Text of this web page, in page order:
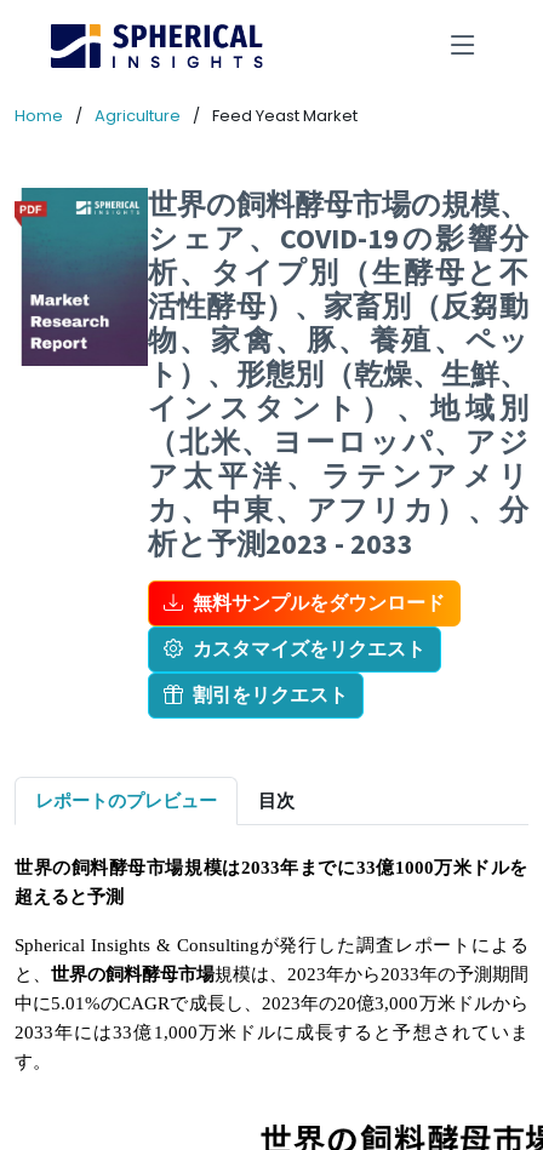
Home Agriculture Feed Yeast Market
世界の飼料酵母市場の規模、
シェア、COVID-19の影響分
析、タイプ別（生酵母と不
活性酵母）、家畜別（反芻動
物、家禽、豚、養殖、ペッ
ト）、形態別（乾燥、生鮮、
インスタント）、地域別
（北米、ヨーロッパ、アジ
ア太平洋、ラテンアメリ
カ、中東、アフリカ）、分
析と予測2023 - 2033
無料サンプルをダウンロード
カスタマイズをリクエスト
割引をリクエスト
レポートのプレビュー 目次
世界の飼料酵母市場規模は2033年までに33億1000万米ドルを
超えると予測
Spherical Insights & Consultingが発行した調査レポートによる
と、 世界の飼料酵母市場規模は、2023年から2033年の予測期間
中に5.01%のCAGRで成長し、2023年の20億3,000万米ドルから
2033年には33億1,000万米ドルに成長すると予想されていま
す。